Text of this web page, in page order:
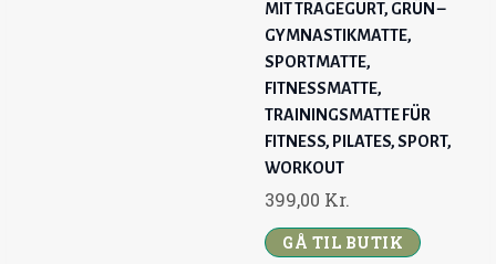
MIT TRAGEGURT, GRÜN –
GYMNASTIKMATTE,
SPORTMATTE,
FITNESSMATTE,
TRAININGSMATTE FÜR
FITNESS, PILATES, SPORT,
WORKOUT
399,00 Kr.
GÅ TIL BUTIK